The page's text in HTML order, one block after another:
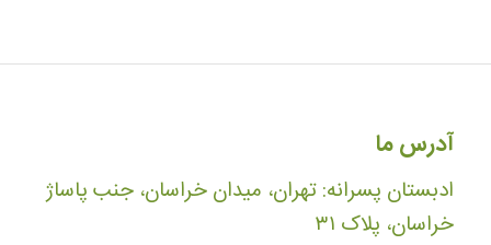
آدرس ما
ادبستان پسرانه: تهران، میدان خراسان، جنب پاساژ
خراسان، پلاک ۳۱